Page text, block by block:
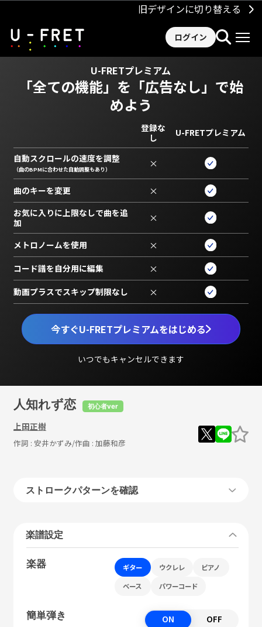
旧デザインに切り替える
ログイン
U-FRETプレミアム
「全ての機能」を 「広告なし」で始
めよう
今すぐU-FRETプレミアムをはじめる
いつでもキャンセルできます
登録な
し
U-FRETプレミアム
自動スクロールの速度を調整
（曲のBPMに合わせた自動調整もあり） ×
曲のキーを変更 ×
お気に入りに上限なしで曲を追
加
×
メトロノームを使用 ×
コード譜を自分用に編集 ×
動画プラスでスキップ制限なし ×
人知れず恋 初心者ver
上田正樹
作詞 : 安井かずみ/作曲 : 加藤和彦
ストロークパターンを確認
楽譜設定
楽器 ギター ウクレレ ピアノ
ベース パワーコード
簡単弾き ON OFF